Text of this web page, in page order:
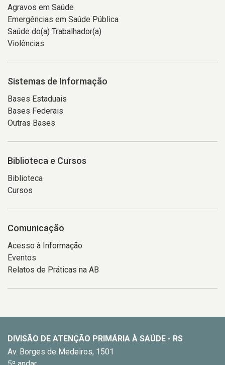
Agravos em Saúde
Emergências em Saúde Pública
Saúde do(a) Trabalhador(a)
Violências
Sistemas de Informação
Bases Estaduais
Bases Federais
Outras Bases
Biblioteca e Cursos
Biblioteca
Cursos
Comunicação
Acesso à Informação
Eventos
Relatos de Práticas na AB
DIVISÃO DE ATENÇÃO PRIMÁRIA À SAÚDE - RS
Av. Borges de Medeiros, 1501